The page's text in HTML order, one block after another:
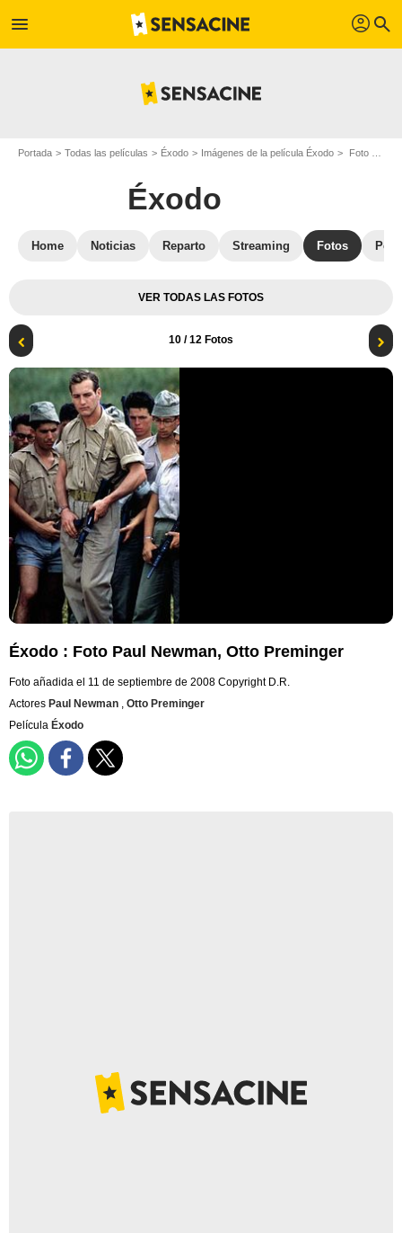
menu profil search
Portada Todas las películas Éxodo Imágenes de la película Éxodo Foto de la película Éxodo - Foto 10
Éxodo
Home Noticias Reparto Streaming Fotos
VER TODAS LAS FOTOS
10 / 12 Fotos
Éxodo : Foto Paul Newman, Otto Preminger
Foto añadida el 11 de septiembre de 2008 Copyright D.R.
Actores Paul Newman , Otto Preminger
Película Éxodo